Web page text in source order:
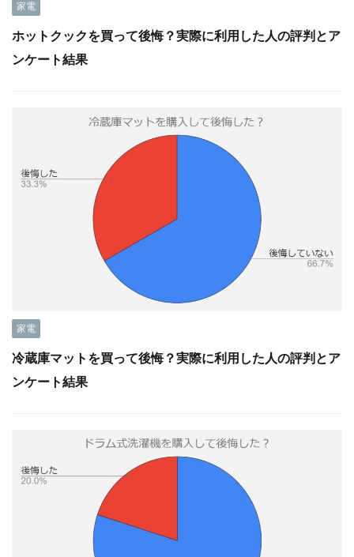
家電
ホットクックを買って後悔？実際に利用した人の評判とア
ンケート結果
家電
冷蔵庫マットを買って後悔？実際に利用した人の評判とア
ンケート結果